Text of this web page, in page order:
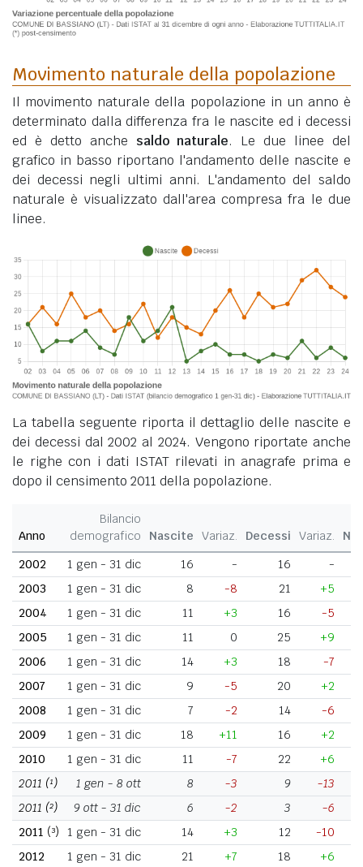
Movimento naturale della popolazione
Il movimento naturale della popolazione in un anno è
determinato dalla differenza fra le nascite ed i decessi
ed è detto anche saldo naturale. Le due linee del
grafico in basso riportano l'andamento delle nascite e
dei decessi negli ultimi anni. L'andamento del saldo
naturale è visualizzato dall'area compresa fra le due
linee.
La tabella seguente riporta il dettaglio delle nascite e
dei decessi dal 2002 al 2024. Vengono riportate anche
le righe con i dati ISTAT rilevati in anagrafe prima e
dopo il censimento 2011 della popolazione.
Anno
Bilancio
demografico
Nascite Variaz. Decessi Variaz.
2002
1 gen - 31 dic 16 - 16
-
2003
1 gen - 31 dic 8 -8 21
+5
2004
1 gen - 31 dic 11 +3 16
-5
2005
1 gen - 31 dic 11 0 25
+9
2006
1 gen - 31 dic 14 +3 18
-7
2007
1 gen - 31 dic 9 -5 20
+2
2008
1 gen - 31 dic 7 -2 14
-6
2009
1 gen - 31 dic 18 +11 16
+2
2010
1 gen - 31 dic 11 -7 22
+6
2011 (¹) 1 gen - 8 ott 8 -3 9
-13
2011 (²) 9 ott - 31 dic 6 -2 3
-6
2011 (³) 1 gen - 31 dic 14 +3 12
-10
2012
1 gen - 31 dic 21 +7 18
+6